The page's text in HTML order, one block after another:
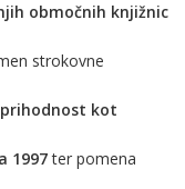
območnih knjižnic
strokovne
kot
1997ter pomena